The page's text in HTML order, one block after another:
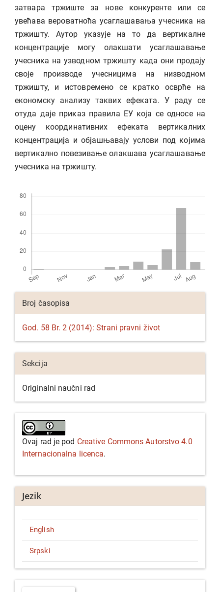
затвара тржиште за нове конкуренте или се
увећава вероватноћа усаглашавања учесника на
тржишту. Аутор указује на то да вертикалне
концентрације могу олакшати усаглашавање
учесника на узводном тржишту када они продају
своје производе учесницима на низводном
тржишту, и истовремено се кратко осврће на
економску анализу таквих ефеката. У раду се
отуда даје приказ правила ЕУ која се односе на
оцену координативних ефеката вертикалних
концентрација и објашњавају услови под којима
вертикално повезивање олакшава усаглашавање
учесника на тржишту.
Detalji
članka
Broj časopisa
God. 58 Br. 2 (2014): Strani pravni život
Sekcija
Originalni naučni rad
Ovaj rad je pod Creative Commons Autorstvo 4.0
Internacionalna licenca.
Jezik
English
Srpski
Predaj